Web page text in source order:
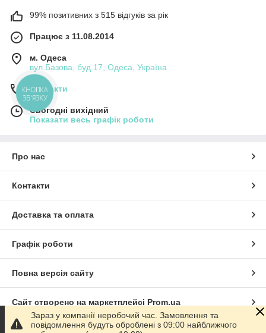
99% позитивних з 515 відгуків за рік
Працює з 11.08.2014
м. Одеса
вул.Базова, буд.17, Одеса, Україна
Контакти
Сьогодні вихідний
Показати весь графік роботи
Про нас
Контакти
Доставка та оплата
Графік роботи
Повна версія сайту
Сайт створено на маркетплейсі Prom.ua
Зараз у компанії неробочий час. Замовлення та
повідомлення будуть оброблені з 09:00 найближчого
КНОПКА
ЗВ'ЯЗКУ